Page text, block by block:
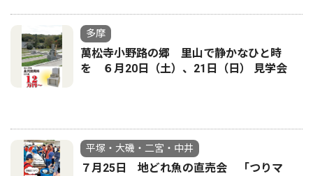
多摩
萬松寺小野路の郷 里山で静かなひと時
を ６月20日（土）、21日（日） 見学会
平塚・大磯・二宮・中井
７月25日 地どれ魚の直売会 「つりマ